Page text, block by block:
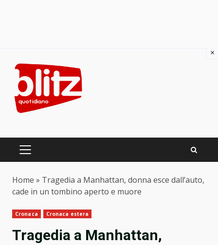
content
PRIMARY
Home » Tragedia a Manhattan, donna esce dall’auto,
cade in un tombino aperto e muore
Cronaca Cronaca estera
Tragedia a Manhattan,
×